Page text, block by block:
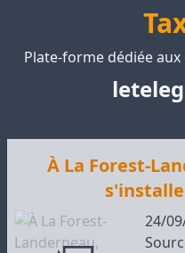
Plate-forme dédiée
À La Forest-
24/